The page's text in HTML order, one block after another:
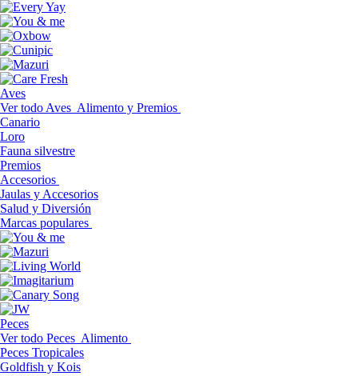
Aves
Ver todo Aves Alimento y Premios
Canario
Loro
Fauna silvestre
Premios
Accesorios
Jaulas y Accesorios
Salud y Diversión
Marcas populares
Peces
Ver todo Peces Alimento
Peces Tropicales
Goldfish y Kois